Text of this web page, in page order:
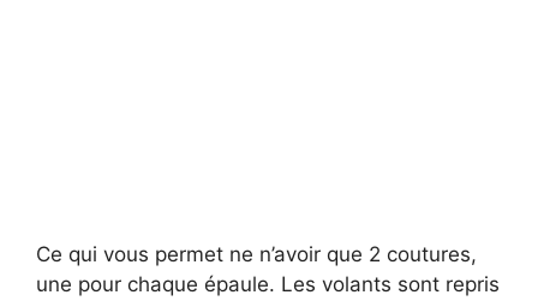
Ce qui vous permet ne n’avoir que 2 coutures,
une pour chaque épaule. Les volants sont repris